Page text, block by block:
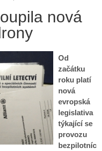
nová
Od
začátku
roku platí
nová
evropská
legislativa
týkající se
provozu
bezpilotníc